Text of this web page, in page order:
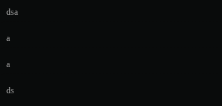
dsa
a
a
ds